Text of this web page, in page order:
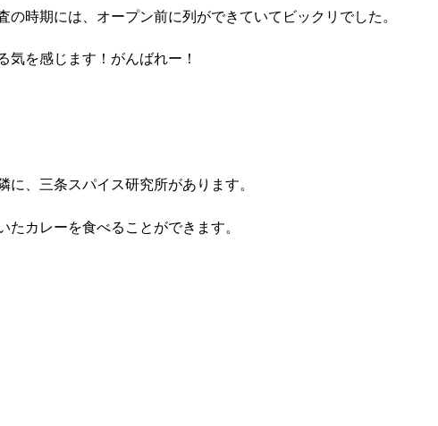
の時期には、オープン前に列ができていてビックリでした。
気を感じます！がんばれー！
に、三条スパイス研究所があります。
たカレーを食べることができます。